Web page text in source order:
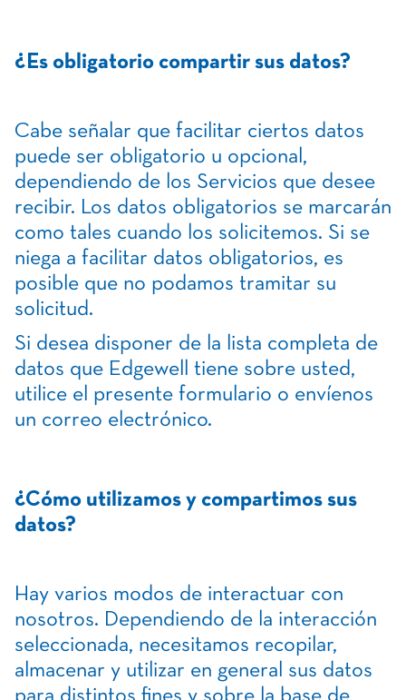
¿Es obligatorio compartir sus datos?
Cabe señalar que facilitar ciertos datos
puede ser obligatorio u opcional,
dependiendo de los Servicios que desee
recibir. Los datos obligatorios se marcarán
como tales cuando los solicitemos. Si se
niega a facilitar datos obligatorios, es
posible que no podamos tramitar su
solicitud.
Si desea disponer de la lista completa de
datos que Edgewell tiene sobre usted,
utilice el presente formulario o envíenos
un correo electrónico.
¿Cómo utilizamos y compartimos sus
datos?
Hay varios modos de interactuar con
nosotros. Dependiendo de la interacción
seleccionada, necesitamos recopilar,
almacenar y utilizar en general sus datos